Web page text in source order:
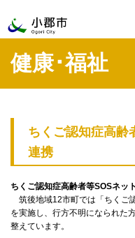
健康･福祉
ちくご認知症高齢
連携
ちくご認知症高齢者等SOSネッ
筑後地域12市町では「ちくご
を実施し、行方不明になられた
整えています。